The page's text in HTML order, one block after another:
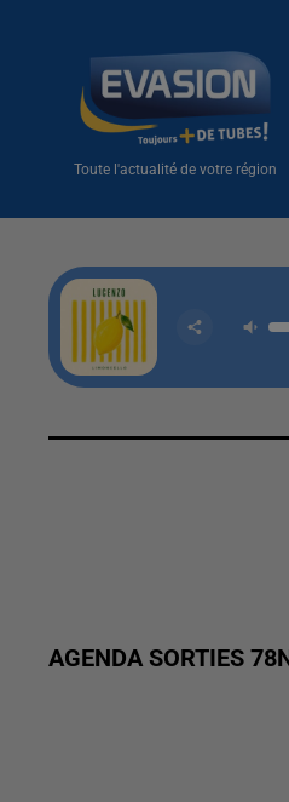
Toute l'actualité de votre région
AGENDA SORTIES